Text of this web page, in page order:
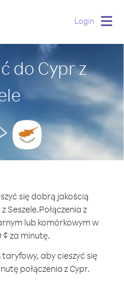
Login
do Cypr z
się dobrą jakością
Seszele.Połączenia z
lub komórkowym w
za minutę.
aby cieszyć się
połączenia z Cypr.